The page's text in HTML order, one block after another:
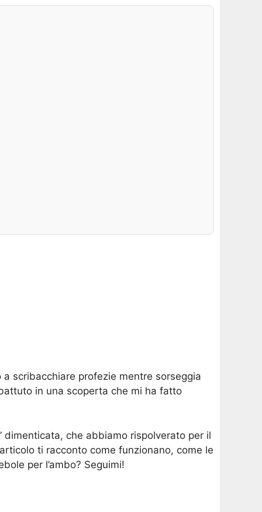
scribacchiare profezie mentre sorseggia
in una scoperta che mi ha fatto
che abbiamo rispolverato per il
ti racconto come funzionano, come le
per l’ambo? Seguimi!